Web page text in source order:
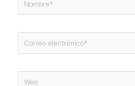
electrónico*